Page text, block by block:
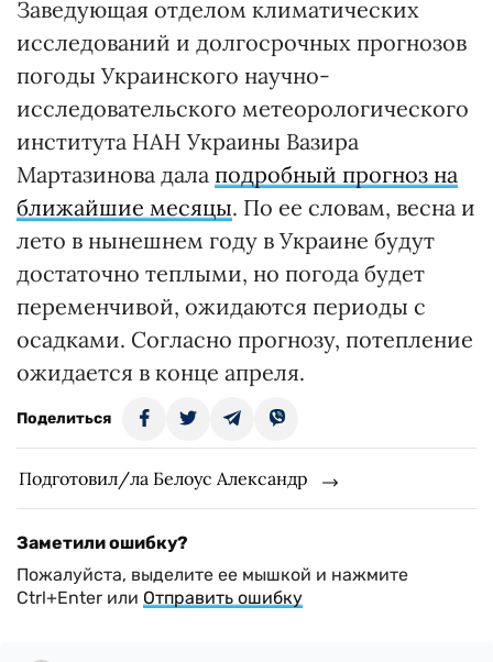
Заведующая отделом климатических
исследований и долгосрочных прогнозов
погоды Украинского научно-
исследовательского метеорологического
института НАН Украины Вазира
Мартазинова дала подробный прогноз на
ближайшие месяцы. По ее словам, весна и
лето в нынешнем году в Украине будут
достаточно теплыми, но погода будет
переменчивой, ожидаются периоды с
осадками. Согласно прогнозу, потепление
ожидается в конце апреля.
Поделиться
Подготовил/ла Белоус Александр
Заметили ошибку?
Пожалуйста, выделите ее мышкой и нажмите
Ctrl+Enter или Отправить ошибку